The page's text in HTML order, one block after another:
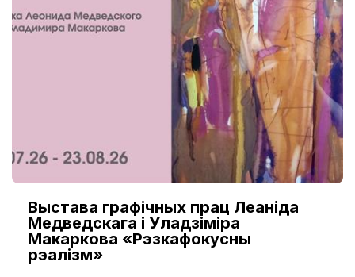
Выстава графічных прац Леаніда
Медведскага і Уладзіміра
Макаркова «Рэзкафокусны
рэалізм»